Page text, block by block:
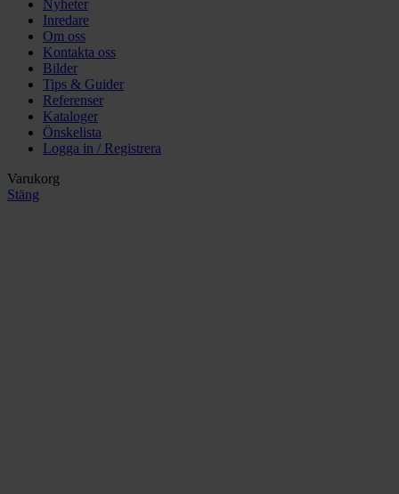
Nyheter
Inredare
Om oss
Kontakta oss
Bilder
Tips & Guider
Referenser
Kataloger
Önskelista
Logga in / Registrera
Varukorg
Stäng